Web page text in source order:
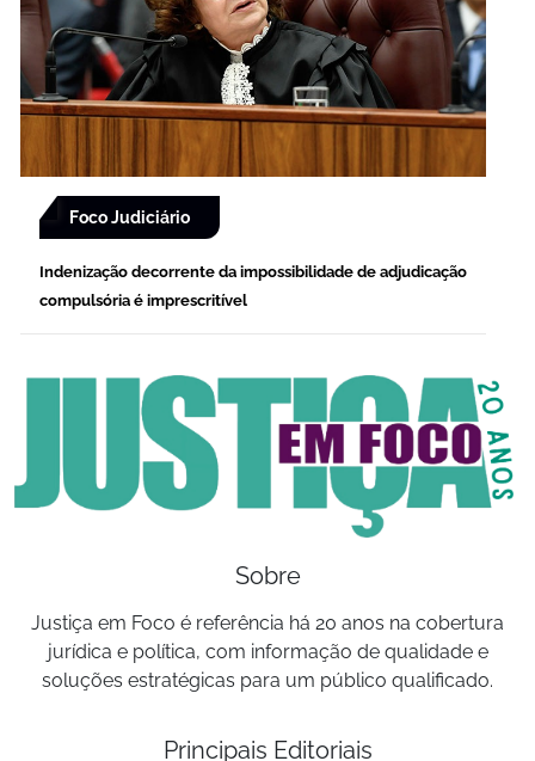
Foco Judiciário
Indenização decorrente da impossibilidade de adjudicação
compulsória é imprescritível
Sobre
Justiça em Foco é referência há 20 anos na cobertura
jurídica e política, com informação de qualidade e
soluções estratégicas para um público qualificado.
Principais Editoriais